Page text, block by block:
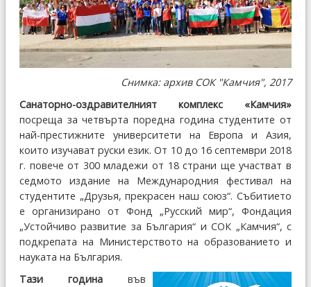
Снимка: архив СОК "Камчия", 2017
Санаторно-оздравителният комплекс «Камчия»
посреща за четвърта поредна година студентите от
най-престижните университети на Европа и Азия,
които изучават руски език. От 10 до 16 септември 2018
г. повече от 300 младежи от 18 страни ще участват в
седмото издание на Международния фестивал на
студентите „Друзья, прекрасен наш союз“. Събитието
е организирано от Фонд „Русский мир“, Фондация
„Устойчиво развитие за България“ и СОК „Камчия“, с
подкрепата на Министерството на образованието и
науката на България.
Тази година във